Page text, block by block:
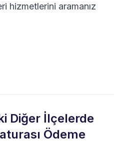
hizmetlerini aramanız
Diğer İlçelerde
Ödeme